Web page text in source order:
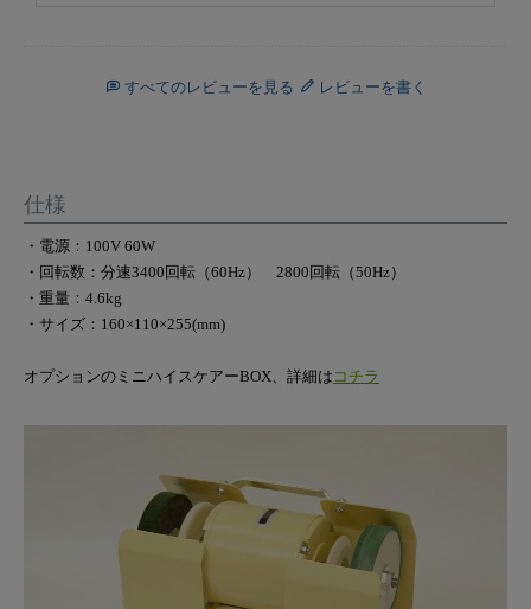
すべてのレビューを見る レビューを書く
仕様
・電源：100V 60W
・回転数：分速3400回転（60Hz） 2800回転（50Hz）
・重量：4.6kg
・サイズ：160×110×255(mm)
オプションのミニハイスケアーBOX、詳細は コチラ